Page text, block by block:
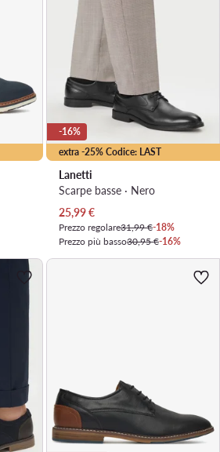
extra -25% Codice: LAST
-16%
Lanetti
Scarpe basse · Nero
Prezzo attuale
25,99€
Prezzo regolare31,99 €-18%
Prezzo più basso30,95 €-16%